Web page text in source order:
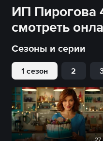
ИП Пирогова
смотреть
Сезоны и серии
1 сезон 2
27